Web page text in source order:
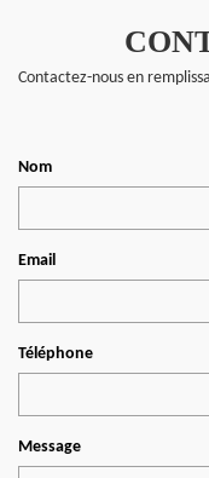
Contactez-nous en
Nom
Email
Téléphone
Message